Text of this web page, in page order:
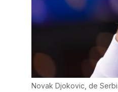
Novak Djokovic, de